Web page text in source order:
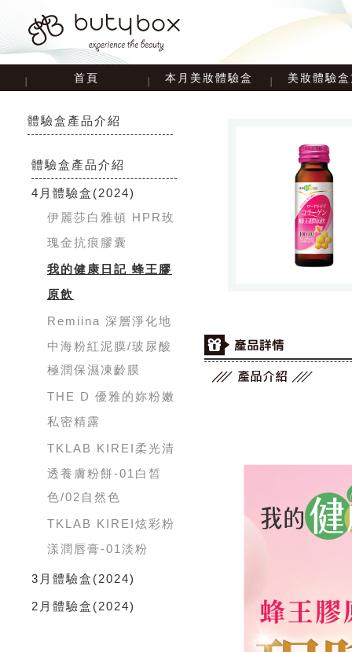
首頁 本月美妝體驗盒 美妝體驗
體驗盒產品介紹
體驗盒產品介紹
4月體驗盒 (2024)
伊麗莎白雅頓 HPR玫
瑰金抗痕膠囊
我的健康日記 蜂王膠
原飲
Remiina 深層淨化地
中海粉紅泥膜/玻尿酸
極潤保濕凍齡膜
THE D 優雅的妳粉嫩
私密精露
TKLAB KIREI柔光清
透養膚粉餅-01白皙
色/02自然色
TKLAB KIREI炫彩粉
漾潤唇膏-01淡粉
3月體驗盒 (2024)
2月體驗盒 (2024)